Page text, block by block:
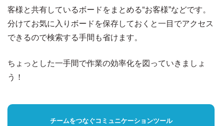
客様と共有しているボードをまとめる“お客様”などです。
分けてお気に入りボードを保存しておくと一目でアクセス
できるので検索する手間も省けます。
ちょっとした一手間で作業の効率化を図っていきましょ
う！
チームをつなぐコミュニケーションツール